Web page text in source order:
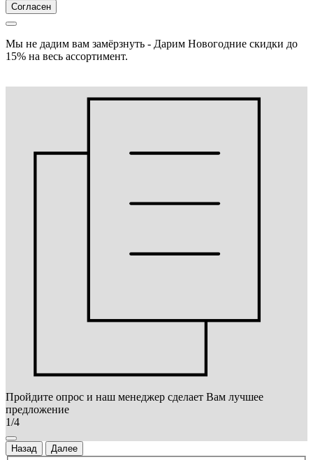
Согласен
Мы не дадим вам замёрзнуть - Дарим Новогодние скидки до
15% на весь ассортимент.
Пройдите опрос и наш менеджер сделает Вам лучшее
предложение
1/4
Назад Далее